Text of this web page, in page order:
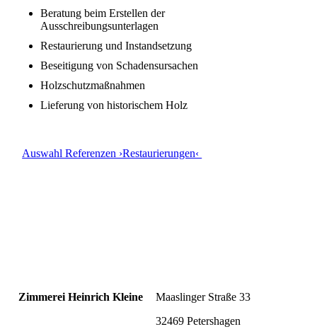
Beratung beim Erstellen der
Ausschreibungsunterlagen
Restaurierung und Instandsetzung
Beseitigung von Schadensursachen
Holzschutzmaßnahmen
Lieferung von historischem Holz
Auswahl Referenzen ›Restaurierungen‹
Zimmerei Heinrich Kleine
Maaslinger Straße 33
32469 Petershagen